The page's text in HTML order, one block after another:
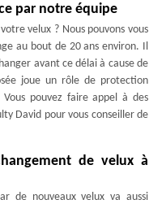
par notre équipe
velux ? Nous pouvons vous
au bout de 20 ans environ. Il
avant ce délai à cause de
joue un rôle de protection
pouvez faire appel à des
David pour vous conseiller de
de velux à
de nouveaux velux va aussi